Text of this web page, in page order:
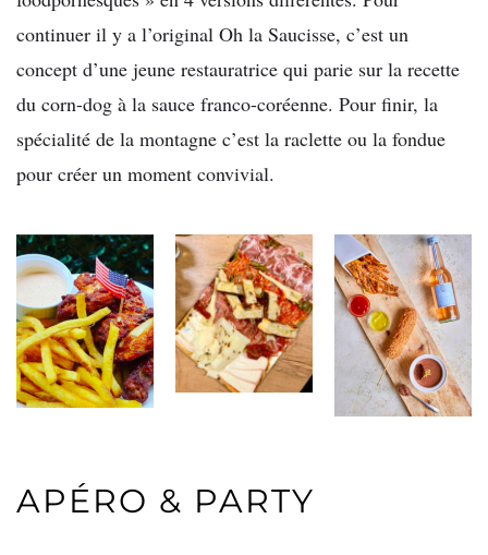
continuer il y a l’original Oh la Saucisse, c’est un
concept d’une jeune restauratrice qui parie sur la recette
du corn-dog à la sauce franco-coréenne. Pour finir, la
spécialité de la montagne c’est la raclette ou la fondue
pour créer un moment convivial.
APÉRO & PARTY